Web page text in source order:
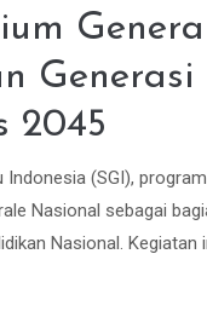
2045
(SGI),
Nasional sebagai
Nasional.